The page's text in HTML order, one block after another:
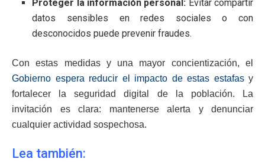
Proteger la información personal: Evitar compartir
datos sensibles en redes sociales o con
desconocidos puede prevenir fraudes.
Con estas medidas y una mayor concientización, e
Gobierno espera reducir el impacto de estas estafasy
fortalecer la seguridad digital de la población. La
invitación es clara: mantenerse alerta y denunciar
cualquier actividad sospechosa.
Lea también: